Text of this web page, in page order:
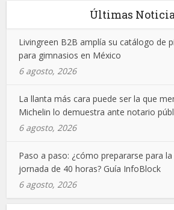
Últimas
Livingreen B2B amplía su catálogo de
para gimnasios en México
6 agosto, 2026
La llanta más cara puede ser la que
Michelin lo demuestra ante notario
6 agosto, 2026
Paso a paso: ¿cómo prepararse para
jornada de 40 horas? Guía InfoBlock
6 agosto, 2026